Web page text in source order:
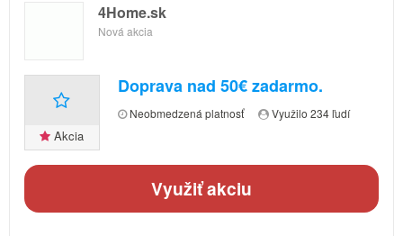
4Home.sk
Nová akcia
Akcia
Doprava nad 50€ zadarmo.
Neobmedzená platnosť Využilo 234 ľudí
Využiť akciu